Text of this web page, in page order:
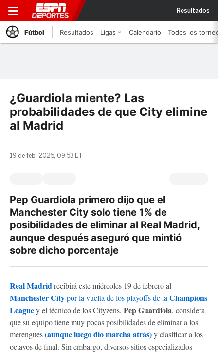
Resultados
Fútbol Resultados Ligas Calendario Todos los
¿Guardiola miente? Las
probabilidades de que City elimine
al Madrid
19 de feb, 2025, 09:53 ET
Pep Guardiola primero dijo que el
Manchester City solo tiene 1% de
posibilidades de eliminar al Real Madrid,
aunque después aseguró que mintió
sobre dicho porcentaje
Real Madridrecibirá este miércoles 19 de febrero al
Manchester Citypor la vuelta de los playoffs de la Champions
Leaguey el técnico de los Cityzens, Pep Guardiola, considera
que su equipo tiene muy pocas posibilidades de eliminar a los
merengues(aunque luego dio marcha atrás)y clasificar a los
octavos de final. Sin embargo, diversos sitios especializados